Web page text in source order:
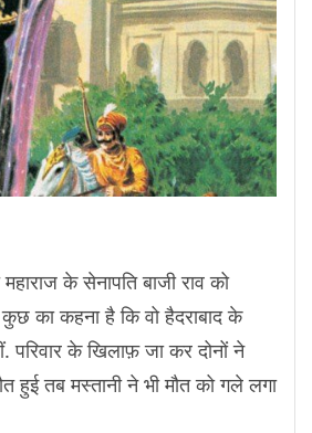
के सेनापति बाजी राव को
कुछ का कहना है कि वो हैदराबाद के
परिवार के खिलाफ़ जा कर दोनों ने
हुई तब मस्तानी ने भी मौत को गले लगा